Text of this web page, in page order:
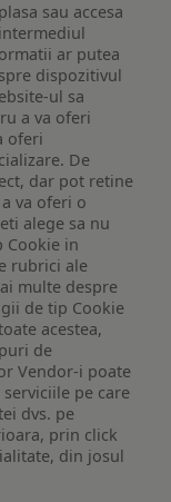
sau accesa
ar putea
dispozitivul
ul sa
a va oferi
oferi
De
dar pot retine
va oferi o
alege sa nu
Cookie in
rubrici ale
multe despre
de tip Cookie
acestea,
de
Vendor-i poate
pe care
dvs. pe
prin click
din josul